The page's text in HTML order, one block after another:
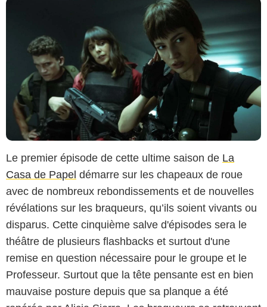
Le premier épisode de cette ultime saison de La
Casa de Papel démarre sur les chapeaux de roue
avec de nombreux rebondissements et de nouvelles
révélations sur les braqueurs, qu’ils soient vivants ou
disparus. Cette cinquième salve d'épisodes sera le
théâtre de plusieurs flashbacks et surtout d'une
remise en question nécessaire pour le groupe et le
Professeur. Surtout que la tête pensante est en bien
mauvaise posture depuis que sa planque a été